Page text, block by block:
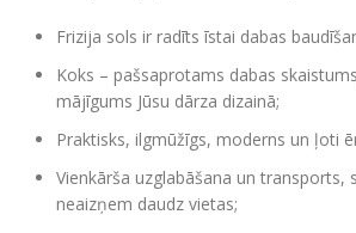
Frizija sols ir radīts īstai dabas
Koks – pašsaprotams dabas
mājīgums Jūsu dārza dizainā;
Praktisks, ilgmūžīgs, moderns un ļoti
Vienkārša uzglabāšana un transports,
neaizņem daudz vietas;